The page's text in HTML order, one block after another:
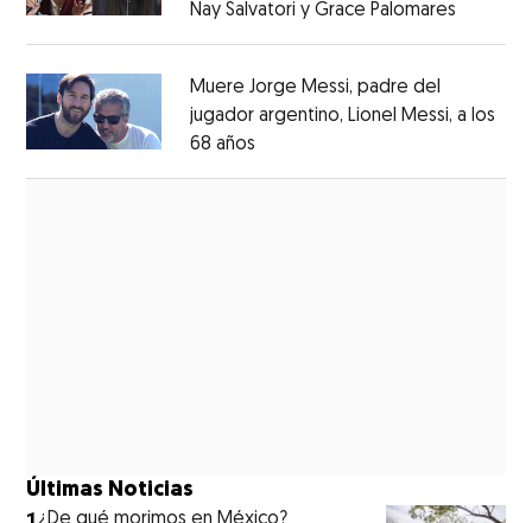
Nay Salvatori y Grace Palomares
Muere Jorge Messi, padre del
jugador argentino, Lionel Messi, a los
68 años
Últimas Noticias